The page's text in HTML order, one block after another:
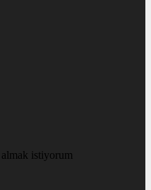
istiyorum